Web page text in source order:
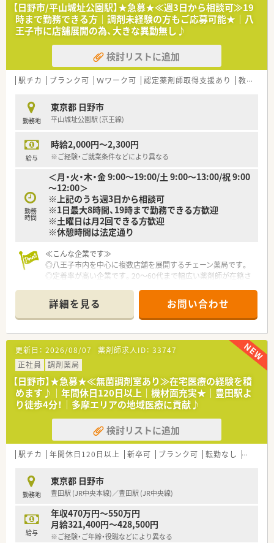
【日野市/平山城址公園駅】★急募★≪週3日から相談可≫19
時まで勤務できる方｜調剤未経験の方もご応募可能★｜八
王子市に店舗展開の為、大きな異動無し♪
検討リストに追加
駅チカ ブランク可 Ｗワーク可 認定薬剤師取得支援あり 教育制度あり
勤務地
東京都 日野市
平山城址公園駅 (京王線)
給与
時給2,000円～2,300円
※ご経験・ご就業条件などにより異なる
勤務
時間
＜月・火・木・金 9:00～19:00/土 9:00～13:00/祝 9:00
～12:00＞
※上記のうち週3日から相談可
※1日最大8時間、19時まで勤務できる方歓迎
※土曜日は月2回できる方歓迎
※休憩時間は法定通り
≪こんな企業です≫
◎八王子市内を中心に複数店舗を展開するチェーン薬局です。
◎定着率が高い企業です。20～60代まで幅広い薬剤師が在籍さ
◎代表者も薬剤師で、定期的に現場で仕事をされています。代表
者との距離が近く、しっかりと現場の声に耳を傾けてくれる環境
です。
≪薬局の特徴≫
◎応需科目：内科メイン
◎応需枚数：120枚/日
週30時間以上勤務できる方歓迎です♪
詳細を見る お問い合わせ
更新日： 2026/08/07 薬剤師求人ID： 33747
正社員
調剤薬局
【日野市】★急募★≪無菌調剤室あり≫在宅医療の経験を積
めます♪｜年間休日120日以上｜機材面充実★｜豊田駅よ
り徒歩4分！｜多摩エリアの地域医療に貢献♪
検討リストに追加
駅チカ 年間休日120日以上 新卒可 ブランク可 転勤なし 認定薬
勤務地
東京都 日野市
豊田駅 (JR中央本線)／豊田駅 (JR中央線)
給与
年収470万円～550万円
月給321,400円～428,500円
※ご経験・ご年齢・役職などにより異なる